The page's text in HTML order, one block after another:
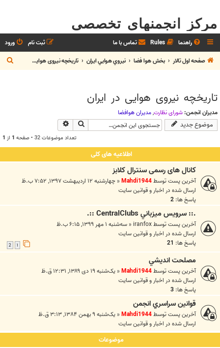
مرکز انجمنهای تخصصی
راهنما Rules تماس با ما ورود
ثبت نام
صفحه اول تالار
بخش هوا فضا نيروي هوايي ايران تاریخچه نیروی هوایی در ایران
س
تاریخچه نیروی هوایی در ایران
مدیران انجمن: شوراي نظارت,مديران هوافضا
موضوع جدید جستجو
تعداد موضوعات 32 • صفحه 1 از 1
اطلاعیه های کلی
کانال های رسمی سنترال کلابز
آخرین پست توسطMahdi1944
« چهارشنبه ۱۲ اردیبهشت ۱۳۹۷, ۷:۵۲ ب.ظ
ارسال شده در اخبار و قوانين سايت
پاسخ ها: 2
.:: سرويس ميزباني CentralClubs ::.
آخرین پست توسطiranfox
« سه‌شنبه ۱ مهر ۱۳۹۹, ۶:۱۵ ب.ظ
ارسال شده در اخبار و قوانين سايت
پاسخ ها: 21
1
2
مصلحت انديشي
آخرین پست توسطMahdi1944
« یک‌شنبه ۱۹ دی ۱۳۸۹, ۱۲:۳۱ ق.ظ
ارسال شده در اخبار و قوانين سايت
پاسخ ها: 3
قوانين سراسري انجمن
آخرین پست توسطMahdi1944
« یک‌شنبه ۹ بهمن ۱۳۸۴, ۳:۱۳ ق.ظ
ارسال شده در اخبار و قوانين سايت
موضوعات